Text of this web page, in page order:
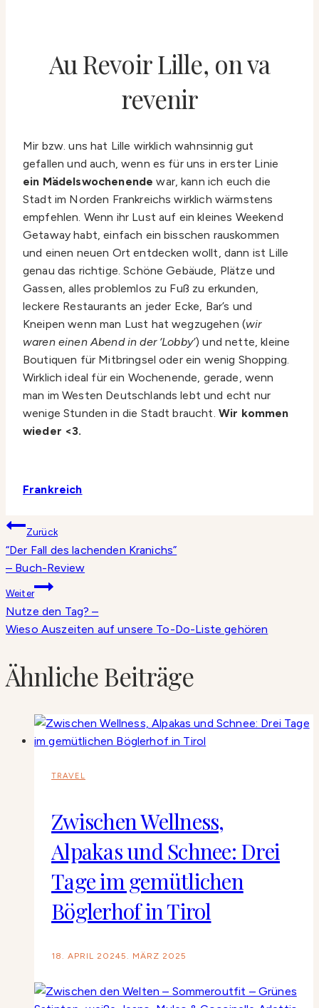
Au Revoir Lille, on va
revenir
Mir bzw. uns hat Lille wirklich wahnsinnig gut
gefallen und auch, wenn es für uns in erster Linie
ein Mädelswochenende war, kann ich euch die
Stadt im Norden Frankreichs wirklich wärmstens
empfehlen. Wenn ihr Lust auf ein kleines Weekend
Getaway habt, einfach ein bisschen rauskommen
und einen neuen Ort entdecken wollt, dann ist Lille
genau das richtige. Schöne Gebäude, Plätze und
Gassen, alles problemlos zu Fuß zu erkunden,
leckere Restaurants an jeder Ecke, Bar’s und
Kneipen wenn man Lust hat wegzugehen (wir
waren einen Abend in der ‘Lobby’) und nette, kleine
Boutiquen für Mitbringsel oder ein wenig Shopping.
Wirklich ideal für ein Wochenende, gerade, wenn
man im Westen Deutschlands lebt und echt nur
wenige Stunden in die Stadt braucht. Wir kommen
wieder <3.
Frankreich
Beitragsnavigation
Zurück
“Der Fall des lachenden Kranichs”
– Buch-Review
Weiter
Nutze den Tag? –
Wieso Auszeiten auf unsere To-Do-Liste gehören
Ähnliche Beiträge
TRAVEL
Zwischen Wellness,
Alpakas und Schnee: Drei
Tage im gemütlichen
Böglerhof in Tirol
18. APRIL 20245. MÄRZ 2025